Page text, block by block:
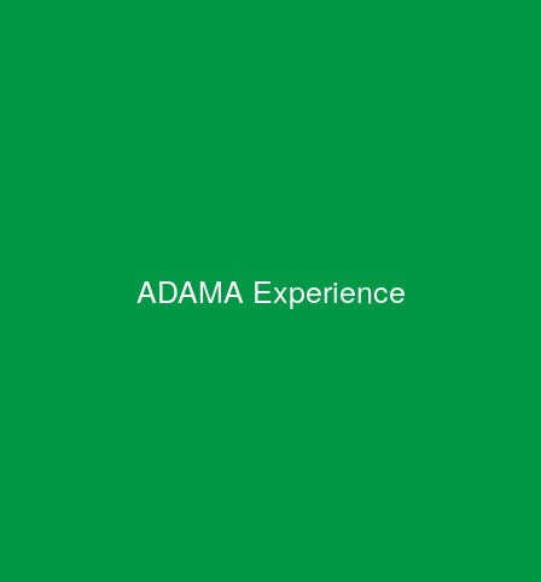
ADAMA Experience